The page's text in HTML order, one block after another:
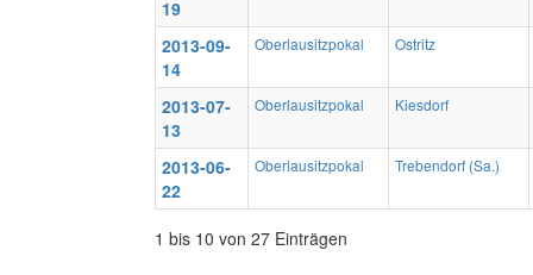
19
2013-09-
14
Oberlausitzpokal Ostritz
2013-07-
13
Oberlausitzpokal Kiesdorf
2013-06-
22
Oberlausitzpokal Trebendorf (Sa.)
1 bis 10 von 27 Einträgen